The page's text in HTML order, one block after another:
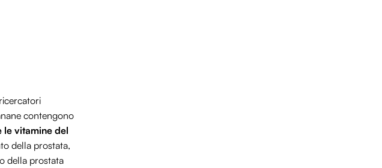
contengono
le vitamine del
della prostata,
della prostata